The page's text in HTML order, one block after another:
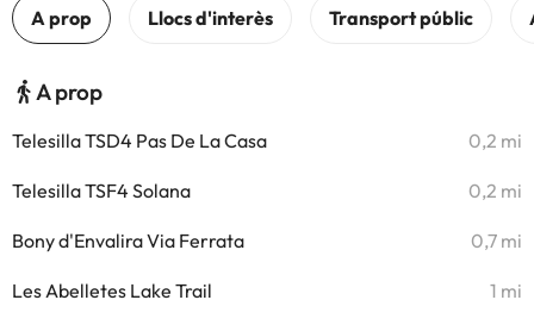
A prop
Telesilla TSD4 Pas De La Casa 0,2 mi
Telesilla TSF4 Solana 0,2 mi
Bony d'Envalira Via Ferrata 0,7 mi
Les Abelletes Lake Trail 1 mi